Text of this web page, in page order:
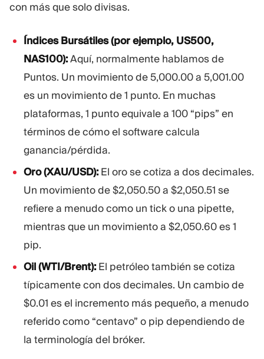
con más que solo divisas.
Índices Bursátiles (por ejemplo, US500,
NAS100):Aquí, normalmente hablamos de
Puntos. Un movimiento de 5,000.00 a 5,001.00
es un movimiento de 1 punto. En muchas
plataformas, 1 punto equivale a 100 “pips” en
términos de cómo el software calcula
ganancia/pérdida.
Oro (XAU/USD):El oro se cotiza a dos decimales.
Un movimiento de $2,050.50 a $2,050.51 se
refiere a menudo como un tick o una pipette,
mientras que un movimiento a $2,050.60 es 1
pip.
Oil (WTI/Brent):El petróleo también se cotiza
típicamente con dos decimales. Un cambio de
$0.01 es el incremento más pequeño, a menudo
referido como “centavo” o pip dependiendo de
la terminología del bróker.